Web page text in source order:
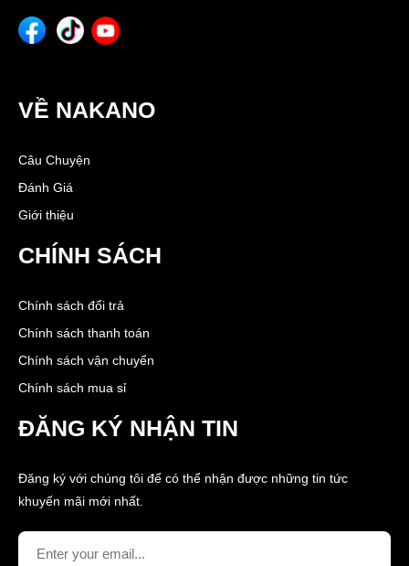
VỀ NAKANO
Câu Chuyện
Đánh Giá
Giới thiệu
CHÍNH SÁCH
Chính sách đổi trả
Chính sách thanh toán
Chính sách vận chuyển
Chính sách mua sỉ
ĐĂNG KÝ NHẬN TIN
Đăng ký với chúng tôi để có thể nhận được những tin tức
khuyến mãi mới nhất.